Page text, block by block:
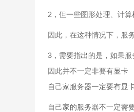
2，但一些图形处理、计
因此，在这种情况下，服
3，需要指出的是，如果
因此并不一定非要有显卡
自己家服务器一定要有显
自己家的服务器不一定需